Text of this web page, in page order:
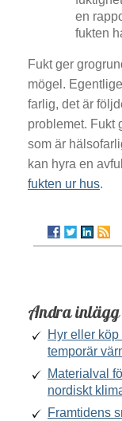
en
fukten
Fukt ger
mögel.
farlig, det är
problemet. Fukt
som är
kan hyra en
fukten ur hus.
Andra inlägg
Hyr eller
temporär
Materialval
nordiskt
Framtidens